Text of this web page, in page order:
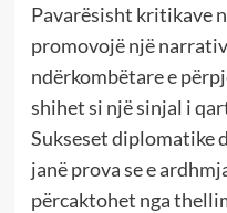
Pavarësisht kritikave
promovojë një
ndërkombëtare e
shihet si një sinjal i
Sukseset diplomatike
janë prova se e
përcaktohet nga